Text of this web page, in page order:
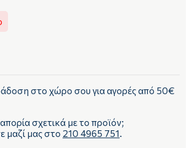
στο χώρο σου για αγορές από 50€
σχετικά με το προϊόν;
μαζί μας στο 210 4965 751.